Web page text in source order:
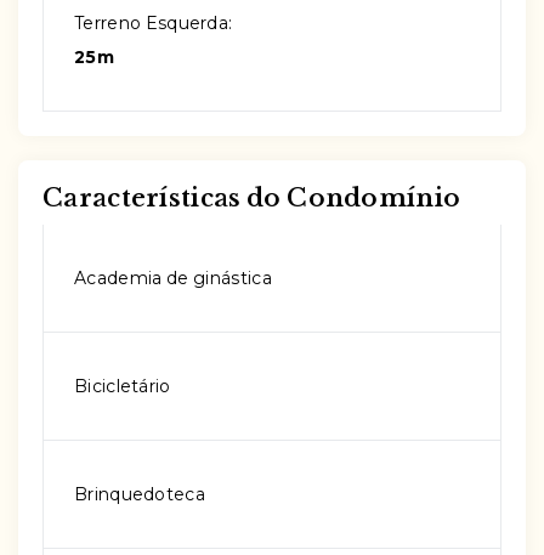
Terreno Esquerda:
25m
Características do Condomínio
Academia de ginástica
Bicicletário
Brinquedoteca